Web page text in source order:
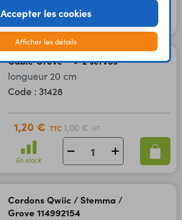
En stock
Câble Grove --> 2 servos
longueur 20 cm
Code : 31428
1,20 € TTC 1,00 € HT
En stock
Cordons Qwiic / Stemma /
Grove 114992154
Accepter les cookies
Afficher les détails